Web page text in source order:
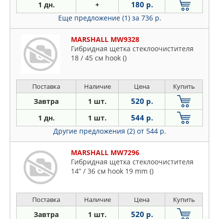
1 дн. + 180 р.
Еще предложение (1) за 736 р.
MARSHALL MW9328
Гибридная щетка стеклоочистителя
18 / 45 см hook ()
Поставка Наличие Цена Купить
Завтра 1 шт. 520 р.
1 дн. 1 шт. 544 р.
Другие предложения (2) от 544 р.
MARSHALL MW7296
Гибридная щетка стеклоочистителя
14” / 36 см hook 19 mm ()
Поставка Наличие Цена Купить
Завтра 1 шт. 520 р.